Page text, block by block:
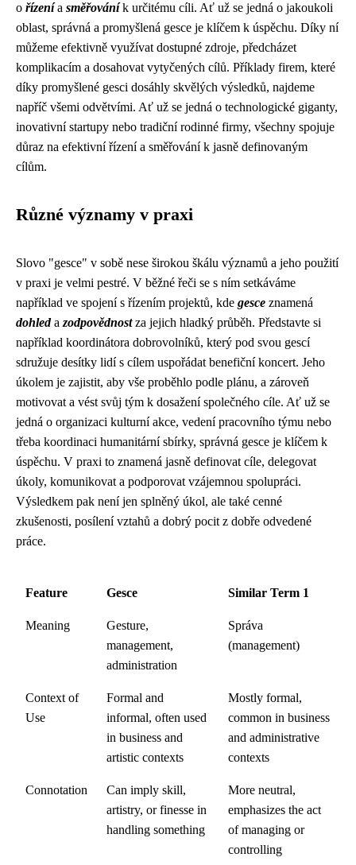
o řízenía směřováník určitému cíli. Ať už se jedná o jakoukoli
oblast, správná a promyšlená gesce je klíčem k úspěchu. Díky ní
můžeme efektivně využívat dostupné zdroje, předcházet
komplikacím a dosahovat vytyčených cílů. Příklady firem, které
díky promyšlené gesci dosáhly skvělých výsledků, najdeme
napříč všemi odvětvími. Ať už se jedná o technologické giganty,
inovativní startupy nebo tradiční rodinné firmy, všechny spojuje
důraz na efektivní řízení a směřování k jasně definovaným
cílům.
Různé významy v praxi
Slovo "gesce" v sobě nese širokou škálu významů a jeho použití
v praxi je velmi pestré. V běžné řeči se s ním setkáváme
například ve spojení s řízením projektů, kde gesce znamená
dohleda zodpovědnostza jejich hladký průběh. Představte si
například koordinátora dobrovolníků, který pod svou gescí
sdružuje desítky lidí s cílem uspořádat benefiční koncert. Jeho
úkolem je zajistit, aby vše proběhlo podle plánu, a zároveň
motivovat a vést svůj tým k dosažení společného cíle. Ať už se
jedná o organizaci kulturní akce, vedení pracovního týmu nebo
třeba koordinaci humanitární sbírky, správná gesce je klíčem k
úspěchu. V praxi to znamená jasně definovat cíle, delegovat
úkoly, komunikovat a podporovat vzájemnou spolupráci.
Výsledkem pak není jen splněný úkol, ale také cenné
zkušenosti, posílení vztahů a dobrý pocit z dobře odvedené
práce.
Feature Gesce Similar Term 1
Meaning
Gesture,
management,
administration
Správa
(management)
Context of
Use
Formal and
informal, often used
in business and
artistic contexts
Mostly formal,
common in business
and administrative
contexts
Connotation
Can imply skill,
artistry, or finesse in
handling something
More neutral,
emphasizes the act
of managing or
controlling